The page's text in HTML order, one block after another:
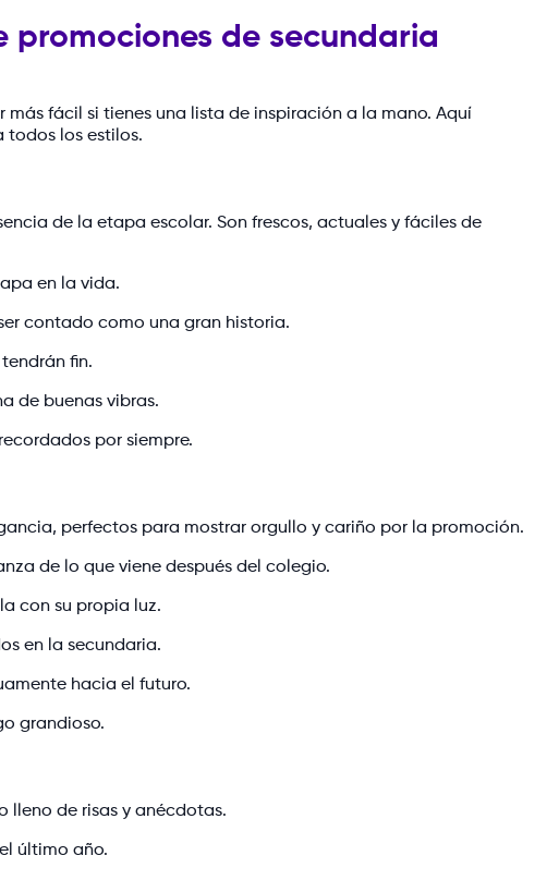
promociones de secundaria
fácil si tienes una lista de inspiración a la mano. Aquí
todos los estilos.
de la etapa escolar. Son frescos, actuales y fáciles de
en la vida.
contado como una gran historia.
fin.
de buenas vibras.
por siempre.
perfectos para mostrar orgullo y cariño por la promoción.
de lo que viene después del colegio.
con su propia luz.
en la secundaria.
hacia el futuro.
grandioso.
lleno de risas y anécdotas.
último año.